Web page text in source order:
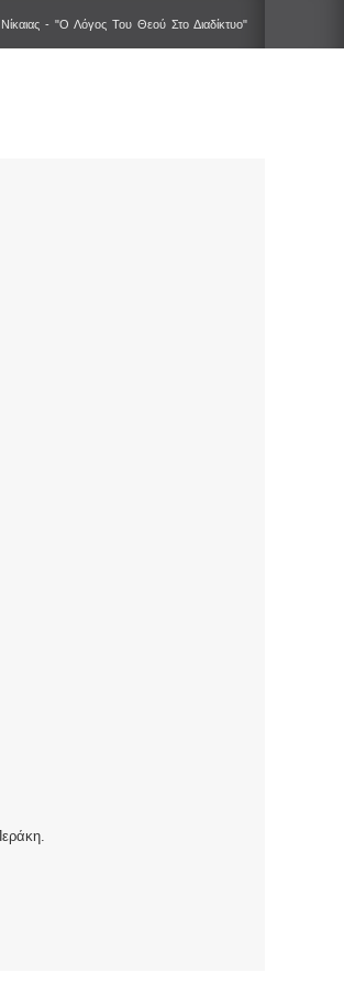
- "Ο Λόγος Του Θεού Στο Διαδίκτυο"